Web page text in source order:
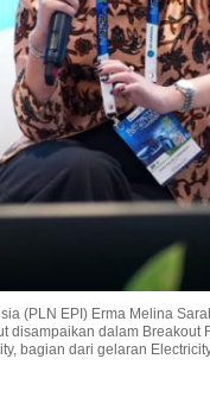
(PLN EPI) Erma Melina
disampaikan dalam Breakout
bagian dari gelaran